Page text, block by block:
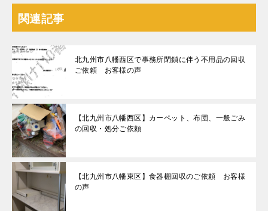
関連記事
北九州市八幡西区で事務所閉鎖に伴う不用品の回収
ご依頼 お客様の声
【北九州市八幡西区】カーペット、布団、一般ごみ
の回収・処分ご依頼
【北九州市八幡東区】食器棚回収のご依頼 お客様
の声